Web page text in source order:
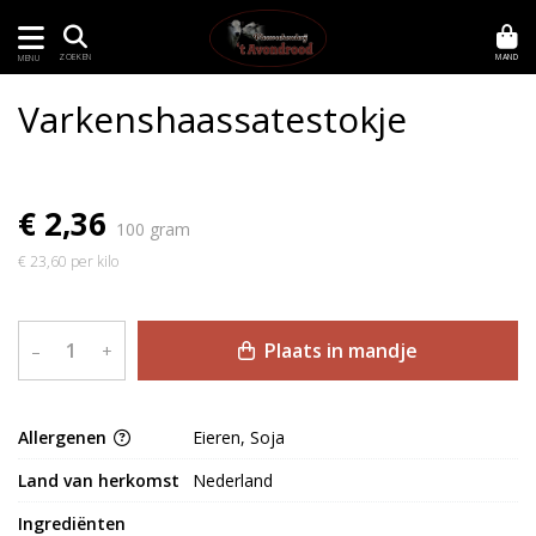
MENU ZOEKEN MAND
Varkenshaassatestokje
€ 2,36 100 gram
€ 23,60 per kilo
– + Plaats in mandje
Allergenen
Eieren, Soja
Land van herkomst
Nederland
Ingrediënten